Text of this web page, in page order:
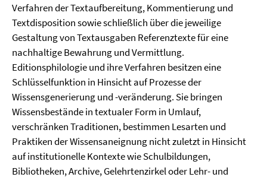
Verfahren der Textaufbereitung, Kommentierung und
Textdisposition sowie schließlich über die jeweilige
Gestaltung von Textausgaben Referenztexte für eine
nachhaltige Bewahrung und Vermittlung.
Editionsphilologie und ihre Verfahren besitzen eine
Schlüsselfunktion in Hinsicht auf Prozesse der
Wissensgenerierung und -veränderung. Sie bringen
Wissensbestände in textualer Form in Umlauf,
verschränken Traditionen, bestimmen Lesarten und
Praktiken der Wissensaneignung nicht zuletzt in Hinsicht
auf institutionelle Kontexte wie Schulbildungen,
Bibliotheken, Archive, Gelehrtenzirkel oder Lehr- und